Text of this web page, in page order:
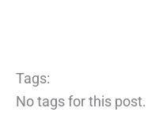
Tags:
No tags for this post.